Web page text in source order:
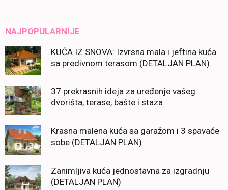
NAJPOPULARNIJE
KUĆA IZ SNOVA: Izvrsna mala i jeftina kuća
sa predivnom terasom (DETALJAN PLAN)
37 prekrasnih ideja za uređenje vašeg
dvorišta, terase, bašte i staza
Krasna malena kuća sa garažom i 3 spavaće
sobe (DETALJAN PLAN)
Zanimljiva kuća jednostavna za izgradnju
(DETALJAN PLAN)